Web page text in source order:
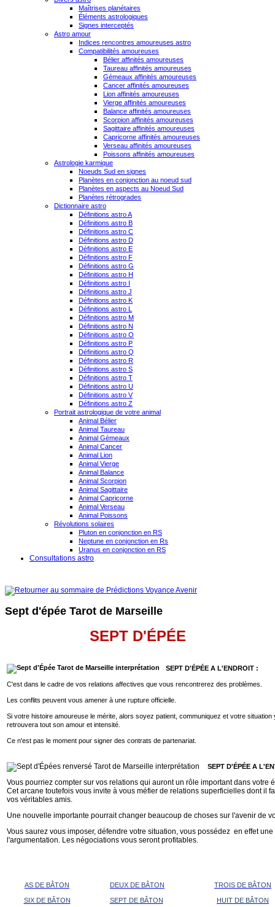
Maîtrises planétaires
Éléments astrologiques
Signes interceptés
Astro amour
Indices rencontres amoureuses astro
Compatibilités amoureuses
Bélier affinités amoureuses
Taureau affinités amoureuses
Gémeaux affinités amoureuses
Cancer affinités amoureuses
Lion affinités amoureuses
Vierge affinités amoureuses
Balance affinités amoureuses
Scorpion affinités amoureuses
Sagittaire affinités amoureuses
Capricorne affinités amoureuses
Verseau affinités amoureuses
Poissons affinités amoureuses
Astrologie karmique
Noeuds Sud en signes
Planètes en conjonction au noeud sud
Planètes en aspects au Noeud Sud
Planètes rétrogrades
Dictionnaire astro
Définitions astro A
Définitions astro B
Définitions astro C
Définitions astro D
Définitions astro E
Définitions astro F
Définitions astro G
Définitions astro H
Définitions astro I
Définitions astro J
Définitions astro K
Définitions astro L
Définitions astro M
Définitions astro N
Définitions astro O
Définitions astro P
Définitions astro Q
Définitions astro R
Définitions astro S
Définitions astro T
Définitions astro U
Définitions astro V
Définitions astro Z
Portrait astrologique de votre animal
Animal Bélier
Animal Taureau
Animal Gémeaux
Animal Cancer
Animal Lion
Animal Vierge
Animal Balance
Animal Scorpion
Animal Sagittaire
Animal Capricorne
Animal Verseau
Animal Poissons
Révolutions solaires
Pluton en conjonction en RS
Neptune en conjonction en Rs
Uranus en conjonction en RS
Consultations astro
Sept d'épée Tarot de Marseille
SEPT D'ÉPÉE
SEPT D'ÉPÉE A L'ENDROIT :
C'est dans le cadre de vos relations affectives que vous rencontrerez des problèmes.
Les conflits peuvent vous amener à une rupture officielle.
Si votre histoire amoureuse le mérite, alors soyez patient, communiquez et votre
retrouvera tout son amour et intensité.
Ce n'est pas le moment pour signer des contrats de partenariat.
SEPT D'ÉPÉE A
Vous pourriez compter sur vos relations qui auront un rôle important dans votre
Cet arcane toutefois vous invite à vous méfier de relations superficielles dont il
vos véritables amis.
Une nouvelle importante pourrait changer beaucoup de choses sur l'avenir de
Vous saurez vous imposer, défendre votre situation, vous possédez en effet
l'argumentation. Les négociations vous seront profitables.
AS DE BÂTON DEUX DE BÂTON TROIS DE BÂTON
SIX DE BÂTON SEPT DE BÂTON HUIT DE BÂTON